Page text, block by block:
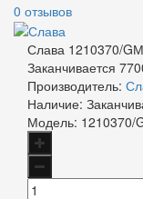
0 отзывов
Слава 1210370/
Заканчивается
Производитель:
Наличие:
Модель: 1210370/